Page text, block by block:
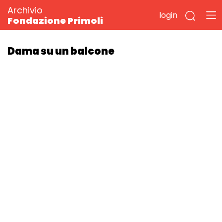
Archivio
Fondazione Primoli
login
Dama su un balcone